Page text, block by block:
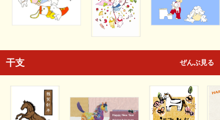
干支 ぜんぶ見る